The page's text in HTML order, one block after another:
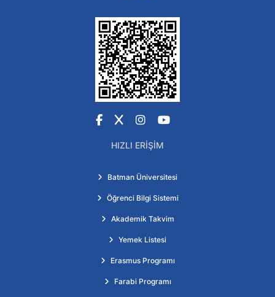
Facebook
X Instagram
YouTube
HIZLI ERIŞIM
Batman Üniversitesi
Öğrenci Bilgi Sistemi
Akademik Takvim
Yemek Listesi
Erasmus Programı
Farabi Programı